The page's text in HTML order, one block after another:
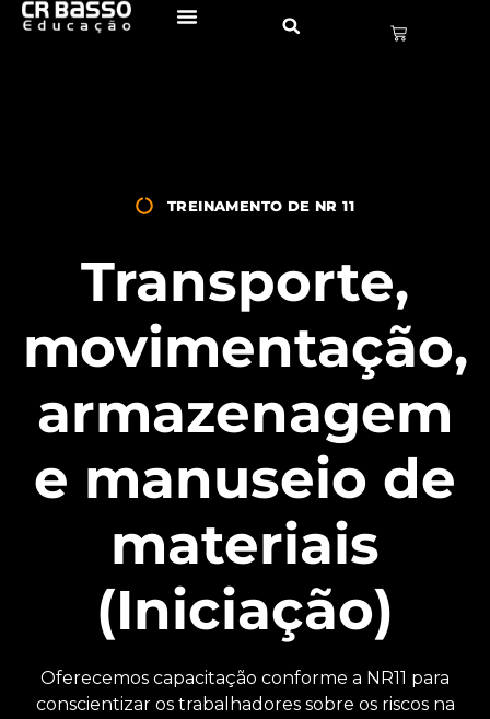
TREINAMENTO DE NR 11
Transporte,
movimentação,
armazenagem
e manuseio de
materiais
(Iniciação)
Oferecemos capacitação conforme a NR11 para
conscientizar os trabalhadores sobre os riscos na